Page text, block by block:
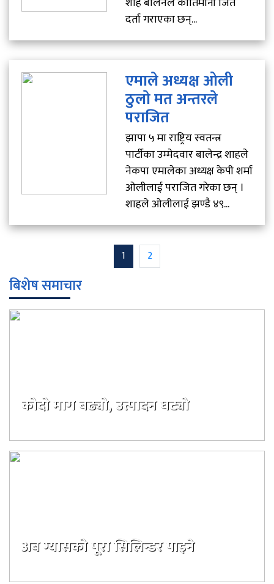
दर्ता गराएका छन्...
एमाले अध्यक्ष ओली
ठुलाे मत अन्तरले
पराजित
झापा ५ मा राष्ट्रिय स्वतन्त्र
पार्टीका उम्मेदवार बालेन्द्र शाहले
नेकपा एमालेका अध्यक्ष केपी शर्मा
ओलीलाई पराजित गरेका छन् ।
शाहले ओलीलाई झण्डै ४९...
1 2
बिशेष समाचार
कोदो माग बढ्यो, उत्पादन घट्यो
अब ग्यासको पूरा सिलिन्डर पाइने